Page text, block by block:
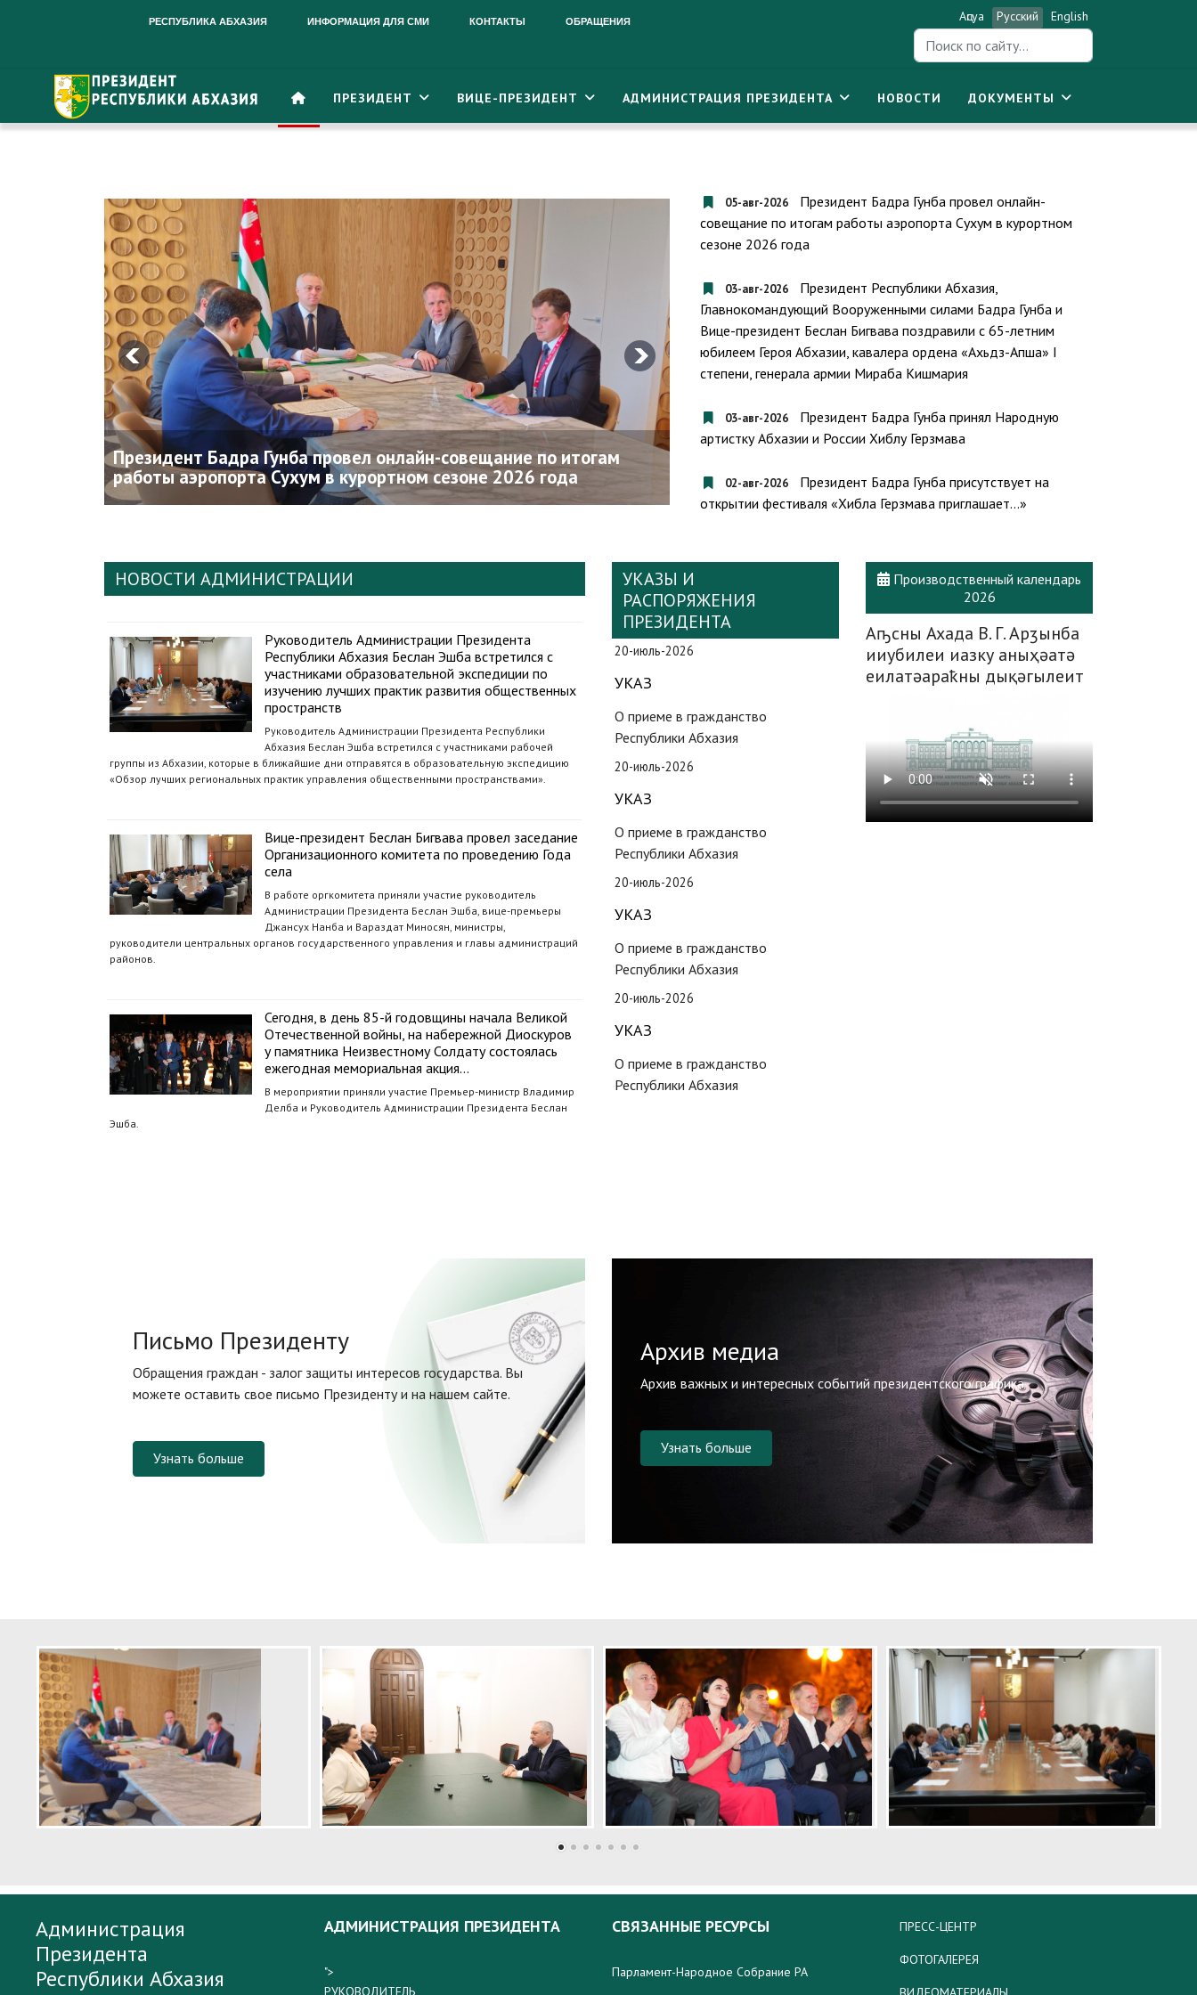
РЕСПУБЛИКА АБХАЗИЯ ИНФОРМАЦИЯ ДЛЯ СМИ КОНТАКТЫ ОБРАЩЕНИЯ Аԥсуа Русский
English
Искать...
ПРЕЗИДЕНТ ВИЦЕ-ПРЕЗИДЕНТ АДМИНИСТРАЦИЯ ПРЕЗИДЕНТА НОВОСТИ ДОКУМЕНТЫ
Президент Бадра Гунба провел онлайн-совещание по итогам
работы аэропорта Сухум в курортном сезоне 2026 года
Вооруженными силами Бадра Гунба и Вице-президент Беслан
Бигвава поздравили с 65-летним юбилеем Героя Абхазии,
Мираба Кишмария
05-авг-2026
Президент Бадра Гунба провел онлайн-
совещание по итогам работы аэропорта Сухум в курортном
сезоне 2026 года
03-авг-2026
Президент Республики Абхазия,
Главнокомандующий Вооруженными силами Бадра Гунба и
Вице-президент Беслан Бигвава поздравили с 65-летним
юбилеем Героя Абхазии, кавалера ордена «Ахьдз-Апша» I
степени, генерала армии Мираба Кишмария
03-авг-2026
Президент Бадра Гунба принял Народную
артистку Абхазии и России Хиблу Герзмава
02-авг-2026
Президент Бадра Гунба присутствует на
открытии фестиваля «Хибла Герзмава приглашает…»
НОВОСТИ АДМИНИСТРАЦИИ
Руководитель Администрации Президента
Республики Абхазия Беслан Эшба встретился с
участниками образовательной экспедиции по
изучению лучших практик развития общественных
пространств
Руководитель Администрации Президента Республики
Абхазия Беслан Эшба встретился с участниками рабочей
группы из Абхазии, которые в ближайшие дни отправятся в образовательную экспедицию
«Обзор лучших региональных практик управления общественными пространствами».
Вице-президент Беслан Бигвава провел заседание
Организационного комитета по проведению Года
села
В работе оргкомитета приняли участие руководитель
Администрации Президента Беслан Эшба, вице-премьеры
Джансух Нанба и Вараздат Миносян, министры,
руководители центральных органов государственного управления и главы администраций
районов.
Сегодня, в день 85-й годовщины начала Великой
Отечественной войны, на набережной Диоскуров
у памятника Неизвестному Солдату состоялась
ежегодная мемориальная акция…
В мероприятии приняли участие Премьер-министр Владимир
Делба и Руководитель Администрации Президента Беслан
Эшба.
УКАЗЫ И
РАСПОРЯЖЕНИЯ
ПРЕЗИДЕНТА
20-июль-2026
УКАЗ
О приеме в гражданство
Республики Абхазия
20-июль-2026
УКАЗ
О приеме в гражданство
Республики Абхазия
20-июль-2026
УКАЗ
О приеме в гражданство
Республики Абхазия
20-июль-2026
УКАЗ
О приеме в гражданство
Республики Абхазия
Производственный календарь
2026
Аҧсны Ахада В. Г. Арӡынба
ииубилеи иазку аныҳәатә
еилатәараҟны дықәгылеит
Письмо Президенту
Обращения граждан - залог защиты интересов государства. Вы
можете оставить свое письмо Президенту и на нашем сайте.
Узнать больше
Архив медиа
Архив важных и интересных событий президентского графика
Узнать больше
Администрация
Президента
Республики Абхазия
АДМИНИСТРАЦИЯ ПРЕЗИДЕНТА
">
РУКОВОДИТЕЛЬ
СВЯЗАННЫЕ РЕСУРСЫ
Парламент-Народное Собрание РА
ПРЕСС-ЦЕНТР
ФОТОГАЛЕРЕЯ